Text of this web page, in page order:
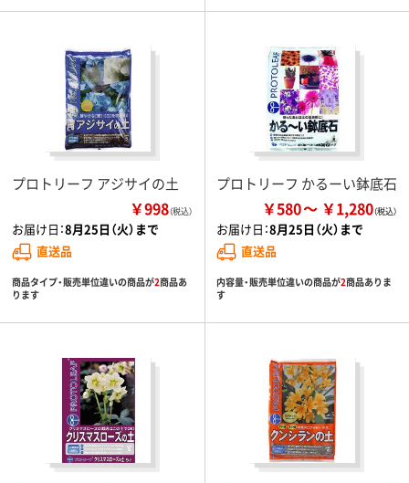
プロトリーフ アジサイの土
￥998（税込）
お届け日：8月25日（火）まで
直送品
商品タイプ・販売単位違いの商品が2商品あ
ります
プロトリーフ かるーい鉢底石
￥580 ￥1,280
お届け日：8月25日（火）まで
直送品
内容量・販売単位違いの商品が2商品ありま
す